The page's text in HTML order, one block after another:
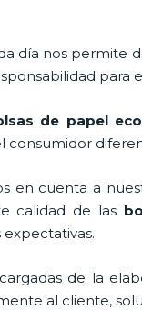
día nos permite
para
de papel
consumidor
en cuenta a
calidad de las
expectativas.
de la
al cliente,